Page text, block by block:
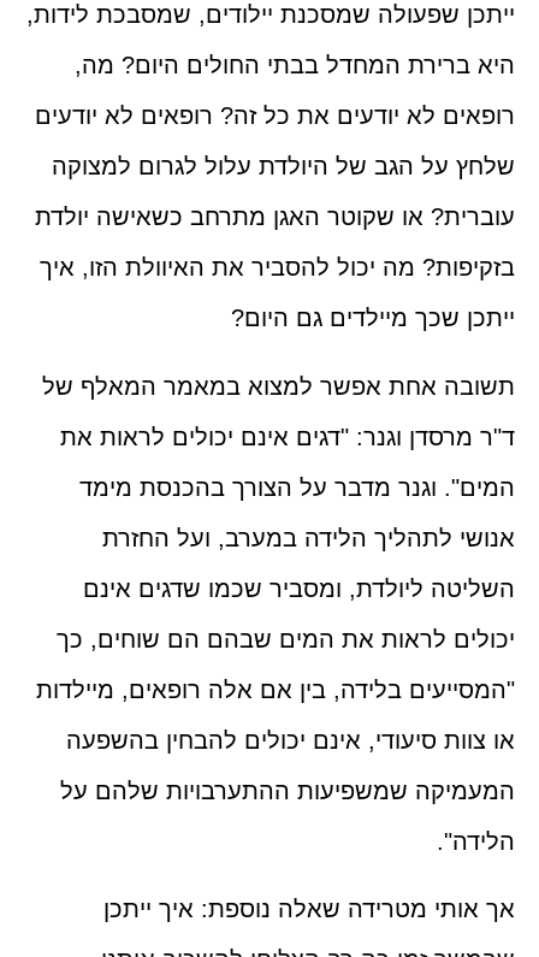
ייתכן שפעולה שמסכנת יילודים, שמסבכת לידות,
היא ברירת המחדל בבתי החולים היום? מה,
רופאים לא יודעים את כל זה? רופאים לא יודעים
שלחץ על הגב של היולדת עלול לגרום למצוקה
עוברית? או שקוטר האגן מתרחב כשאישה יולדת
בזקיפות? מה יכול להסביר את האיוולת הזו, איך
ייתכן שכך מיילדים גם היום?
תשובה אחת אפשר למצוא במאמר המאלף של
ד"ר מרסדן וגנר: "דגים אינם יכולים לראות את
המים". וגנר מדבר על הצורך בהכנסת מימד
אנושי לתהליך הלידה במערב, ועל החזרת
השליטה ליולדת, ומסביר שכמו שדגים אינם
יכולים לראות את המים שבהם הם שוחים, כך
"המסייעים בלידה, בין אם אלה רופאים, מיילדות
או צוות סיעודי, אינם יכולים להבחין בהשפעה
המעמיקה שמשפיעות ההתערבויות שלהם על
הלידה".
אך אותי מטרידה שאלה נוספת: איך ייתכן